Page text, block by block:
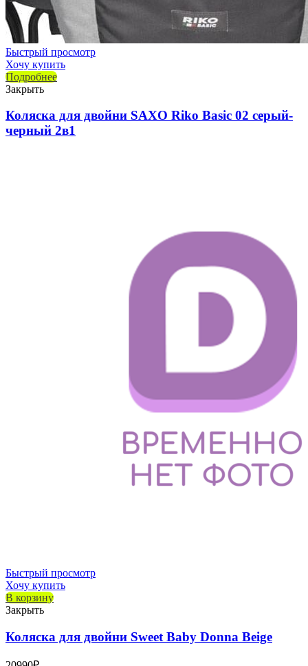
Быстрый просмотр
Хочу купить
Подробнее
Закрыть
Коляска для двойни SAXO Riko Basic 02 серый-
черный 2в1
Быстрый просмотр
Хочу купить
В корзину
Закрыть
Коляска для двойни Sweet Baby Donna Beige